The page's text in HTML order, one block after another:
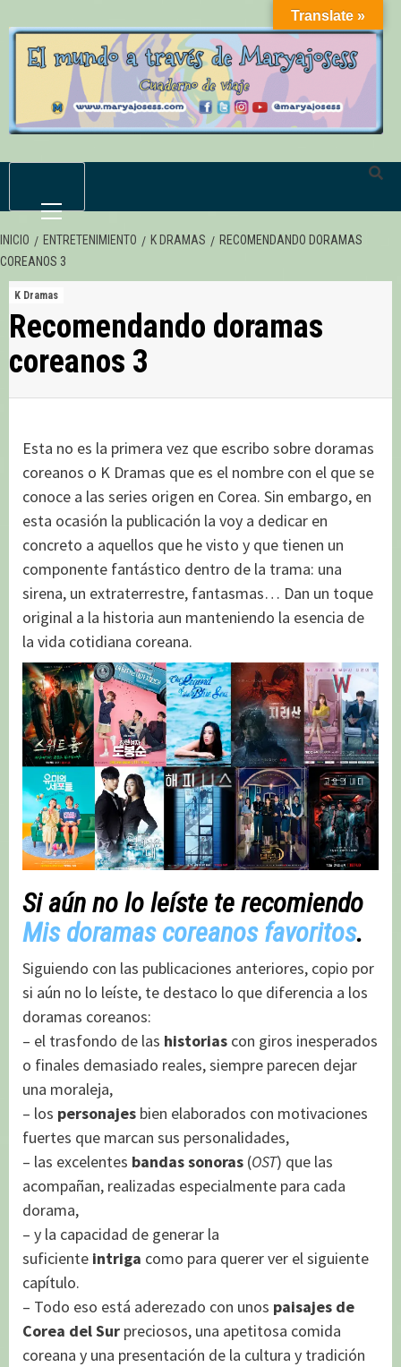
al
contenido
primario
INICIO ENTRETENIMIENTO K DRAMAS
RECOMENDANDO DORAMAS
COREANOS 3
K Dramas
Recomendando doramas
coreanos 3
Esta no es la primera vez que escribo sobre doramas
coreanos o K Dramas que es el nombre con el que se
conoce a las series origen en Corea. Sin embargo, en
esta ocasión la publicación la voy a dedicar en
concreto a aquellos que he visto y que tienen un
componente fantástico dentro de la trama: una
sirena, un extraterrestre, fantasmas… Dan un toque
original a la historia aun manteniendo la esencia de
la vida cotidiana coreana.
Si aún no lo leíste te recomiendo
Mis doramas coreanos favoritos.
Siguiendo con las publicaciones anteriores, copio por
si aún no lo leíste, te destaco lo que diferencia a los
doramas coreanos:
– el trasfondo de las historias con giros inesperados
o finales demasiado reales, siempre parecen dejar
una moraleja,
– los personajes bien elaborados con motivaciones
fuertes que marcan sus personalidades,
– las excelentes bandas sonoras (OST) que las
acompañan, realizadas especialmente para cada
dorama,
– y la capacidad de generar la
suficiente intriga como para querer ver el siguiente
capítulo.
– Todo eso está aderezado con unos paisajes de
Corea del Sur preciosos, una apetitosa comida
coreana y una presentación de la cultura y tradición
Translate »